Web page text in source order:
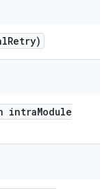
Retry)
intraModule